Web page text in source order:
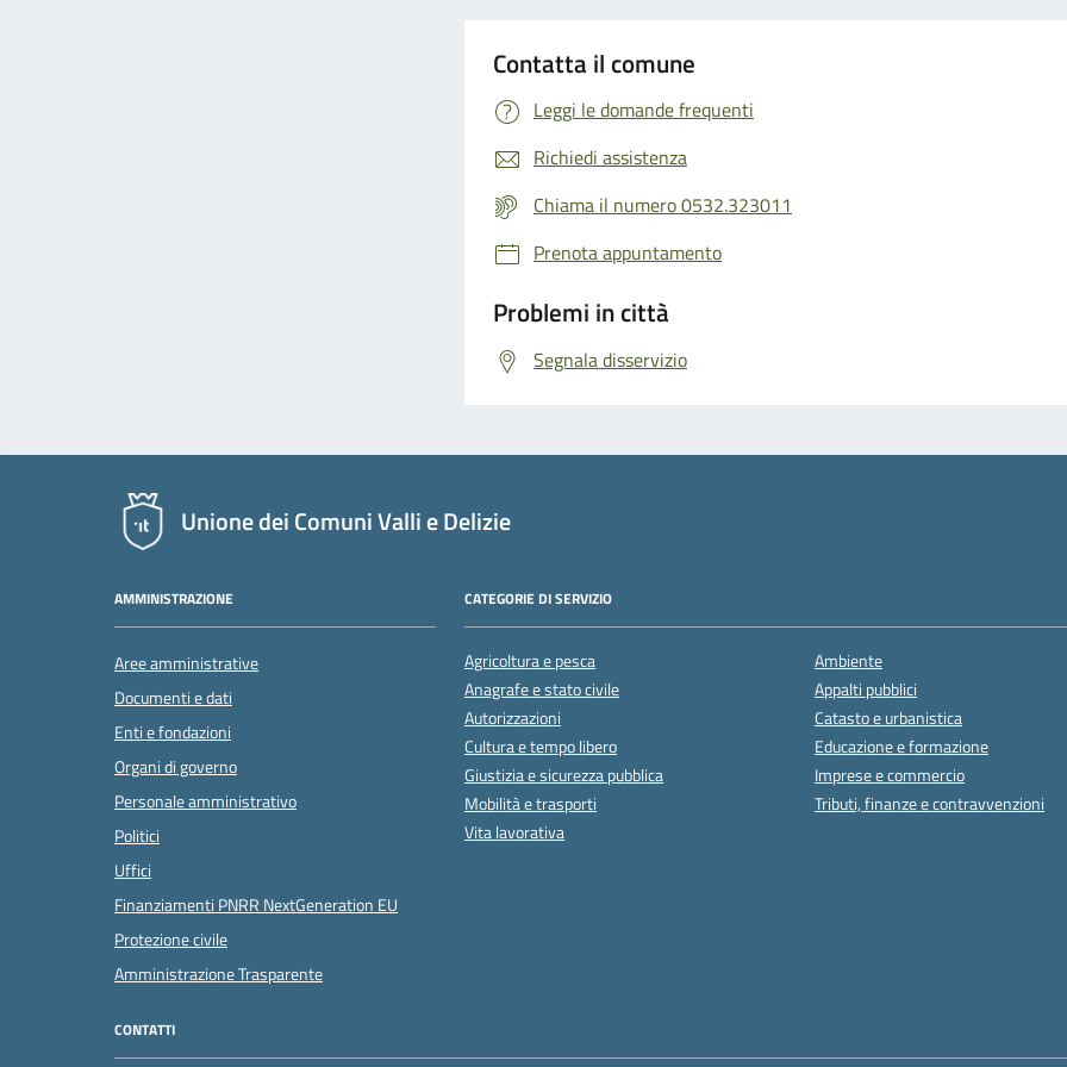
Contatta il comune
Leggi le domande frequenti
Richiedi assistenza
Chiama il numero 0532.323011
Prenota appuntamento
Problemi in città
Segnala disservizio
Unione dei Comuni Valli e Delizie
AMMINISTRAZIONE
Aree amministrative
Documenti e dati
Enti e fondazioni
Organi di governo
Personale amministrativo
Politici
Uffici
Finanziamenti PNRR NextGeneration EU
Protezione civile
Amministrazione Trasparente
CATEGORIE DI SERVIZIO
Agricoltura e pesca
Ambiente
Anagrafe e stato civile
Appalti pubblici
Autorizzazioni
Catasto e urbanistica
Cultura e tempo libero
Educazione e formazione
Giustizia e sicurezza pubblica
Imprese e commercio
Mobilità e trasporti
Tributi, finanze e contravvenzioni
Vita lavorativa
CONTATTI